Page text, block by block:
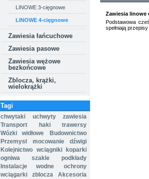
LINOWE 3-cięgnowe
LINOWE 4-cięgnowe
Zawiesia łańcuchowe
Zawiesia pasowe
Zawiesia wężowe
bezkońcowe
Zblocza, krążki,
wielokrążki
Tagi
chwytaki uchwyty
zawiesia
Transport
haki
trawersy
Wózki widłowe
Budownictwo
Przemysł
mocowanie
dźwigi
Kolejnictwo wciągniki
koparki
ogniwa
szakle
podkłady
Instalacje wodne
ochrony
wciągarki
zblocza
Akcesoria
Zawiesia linowe
Podstawowa
spełniają